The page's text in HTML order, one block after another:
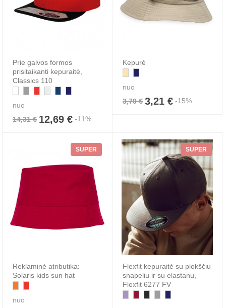
Prie galvos formos
prisitaikanti kepuraitė,
Classics 110
nuo
14,31 € 12,69 € -11%
Kepurė
nuo
3,79 € 3,21 € -15%
SUPER
Reklaminė atributika:
Solaris kids sun hat
nuo
SUPER
Flexfit kepuraitė su plokščiu
snapeliu ir su elastanu,
Flexfit 6277 FV